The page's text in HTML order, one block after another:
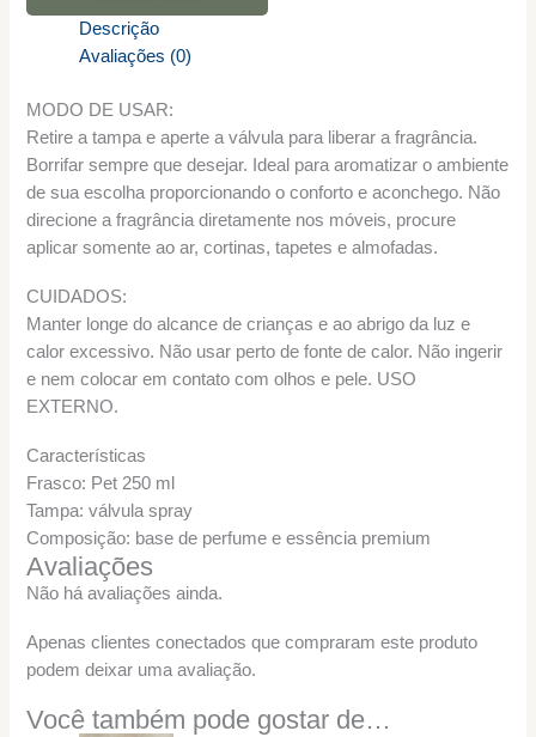
Descrição
Avaliações (0)
MODO DE USAR:
Retire a tampa e aperte a válvula para liberar a fragrância.
Borrifar sempre que desejar. Ideal para aromatizar o ambiente
de sua escolha proporcionando o conforto e aconchego. Não
direcione a fragrância diretamente nos móveis, procure
aplicar somente ao ar, cortinas, tapetes e almofadas.
CUIDADOS:
Manter longe do alcance de crianças e ao abrigo da luz e
calor excessivo. Não usar perto de fonte de calor. Não ingerir
e nem colocar em contato com olhos e pele. USO
EXTERNO.
Características
Frasco: Pet 250 ml
Tampa: válvula spray
Composição: base de perfume e essência premium
Avaliações
Não há avaliações ainda.
Apenas clientes conectados que compraram este produto
podem deixar uma avaliação.
Você também pode gostar de…